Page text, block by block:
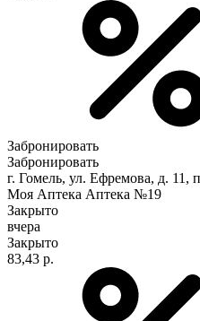
Забронировать
Забронировать
г. Гомель, ул. Ефремова, д. 11,
Моя Аптека Аптека №19
Закрыто
вчера
Закрыто
83,43 р.